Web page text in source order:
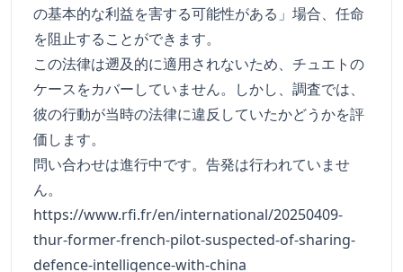
の基本的な利益を害する可能性がある」場合、任命
を阻止することができます。
この法律は遡及的に適用されないため、チュエトの
ケースをカバーしていません。しかし、調査では、
彼の行動が当時の法律に違反していたかどうかを評
価します。
問い合わせは進行中です。告発は行われていませ
ん。
https://www.rfi.fr/en/international/20250409-
thur-former-french-pilot-suspected-of-sharing-
defence-intelligence-with-china